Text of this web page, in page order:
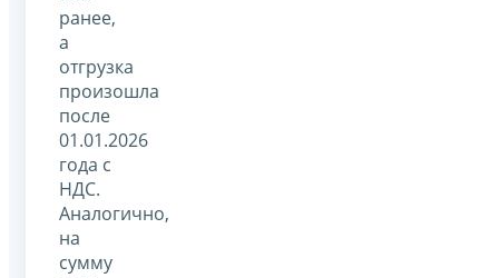
ранее,
а
отгрузка
произошла
после
01.01.2026
года с
НДС.
Аналогично,
на
сумму